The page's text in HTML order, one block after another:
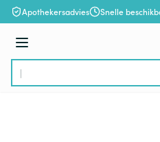
Ga naar de inhoud
Apothekersadvies Snelle
Menu
Product, merk, categorie...